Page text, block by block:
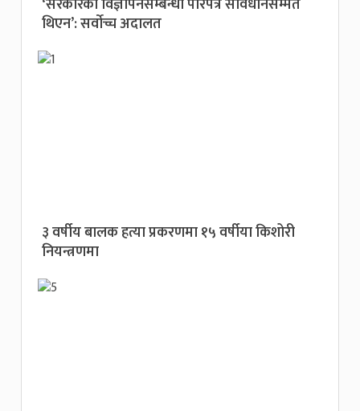
थिएन’: सर्वाेच्च अदालत
३ वर्षीय बालक हत्या प्रकरणमा १५ वर्षीया किशोरी
नियन्त्रणमा